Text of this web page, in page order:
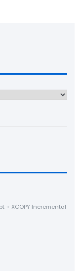
+ XCOPY Incremental